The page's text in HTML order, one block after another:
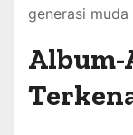
generasi
Album-